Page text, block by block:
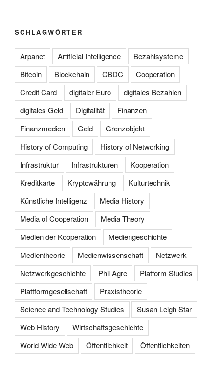
SCHLAGWÖRTER
Arpanet Artificial Intelligence
Bezahlsysteme
Bitcoin
Blockchain CBDC
Cooperation
Credit Card
digitaler Euro
digitales Bezahlen
digitales Geld
Digitalität
Finanzen
Finanzmedien
Geld
Grenzobjekt
History of Computing
History of Networking
Infrastruktur
Infrastrukturen
Kooperation
Kreditkarte
Kryptowährung
Kulturtechnik
Künstliche Intelligenz
Media History
Media of Cooperation
Media Theory
Medien der Kooperation
Mediengeschichte
Medientheorie
Medienwissenschaft
Netzwerk
Netzwerkgeschichte
Phil Agre
Platform Studies
Plattformgesellschaft
Praxistheorie
Science and Technology Studies
Susan Leigh Star
Web History
Wirtschaftsgeschichte
World Wide Web
Öffentlichkeit Öffentlichkeiten